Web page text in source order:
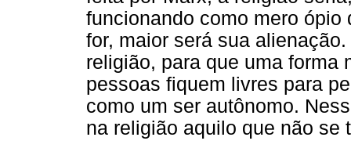
funcionando como mero
for, maior será sua
religião, para que uma forma
pessoas fiquem livres para
como um ser autônomo.
na religião aquilo que não se